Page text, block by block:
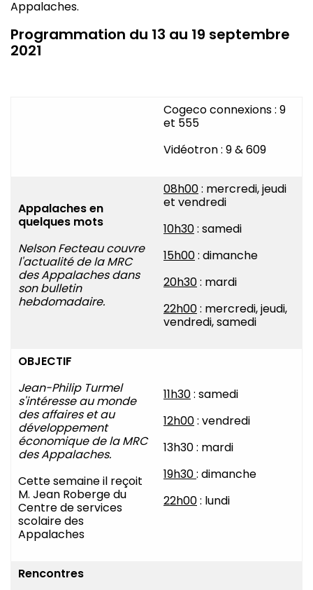
Appalaches.
Programmation du 13 au 19 septembre
2021
Cogeco connexions : 9
et 555
Vidéotron : 9 & 609
Appalaches en
quelques mots
Nelson Fecteau couvre
l'actualité de la MRC
des Appalaches dans
son bulletin
hebdomadaire.
08h00: mercredi, jeudi
et vendredi
10h30: samedi
15h00: dimanche
20h30: mardi
22h00: mercredi, jeudi,
vendredi, samedi
OBJECTIF
Jean-Philip Turmel
s'intéresse au monde
des affaires et au
développement
économique de la MRC
des Appalaches.
Cette semaine il reçoit
M. Jean Roberge du
Centre de services
scolaire des
Appalaches
11h30: samedi
12h00: vendredi
13h30 : mardi
19h30: dimanche
22h00: lundi
Rencontres